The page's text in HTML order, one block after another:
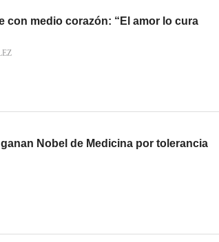
con medio corazón: “El amor lo cura
Nobel de Medicina por tolerancia